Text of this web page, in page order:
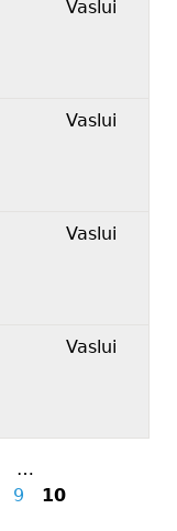
Vaslui
Vaslui
Vaslui
Vaslui
…
9 10